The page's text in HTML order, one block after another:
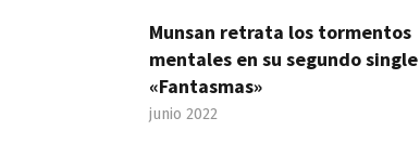
Munsan retrata los tormentos
mentales en su segundo single
«Fantasmas»
junio 2022